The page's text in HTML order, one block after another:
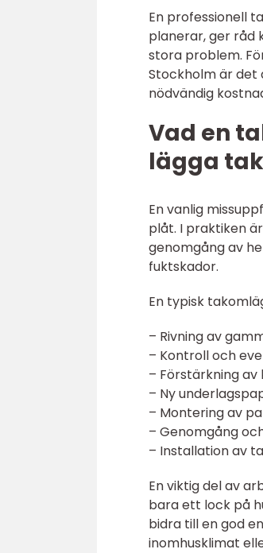
En professionell
planerar, ger råd
stora problem.
Stockholm är det
nödvändig
Vad en
lägga tak
En vanlig
plåt. I praktiken
genomgång av
fuktskador.
En typisk
– Rivning av
– Kontroll och
– Förstärkning
– Ny
– Montering av
– Genomgång
– Installation av
En viktig del av
bara ett lock på
bidra till en god
inomhusklimat